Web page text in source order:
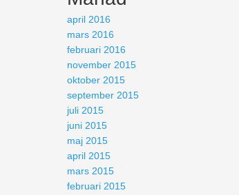
april 2016
mars 2016
februari 2016
november 2015
oktober 2015
september 2015
juli 2015
juni 2015
maj 2015
april 2015
mars 2015
februari 2015